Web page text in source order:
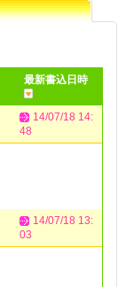
最新書込日時
14/07/18 14:
48
14/07/18 13:
03